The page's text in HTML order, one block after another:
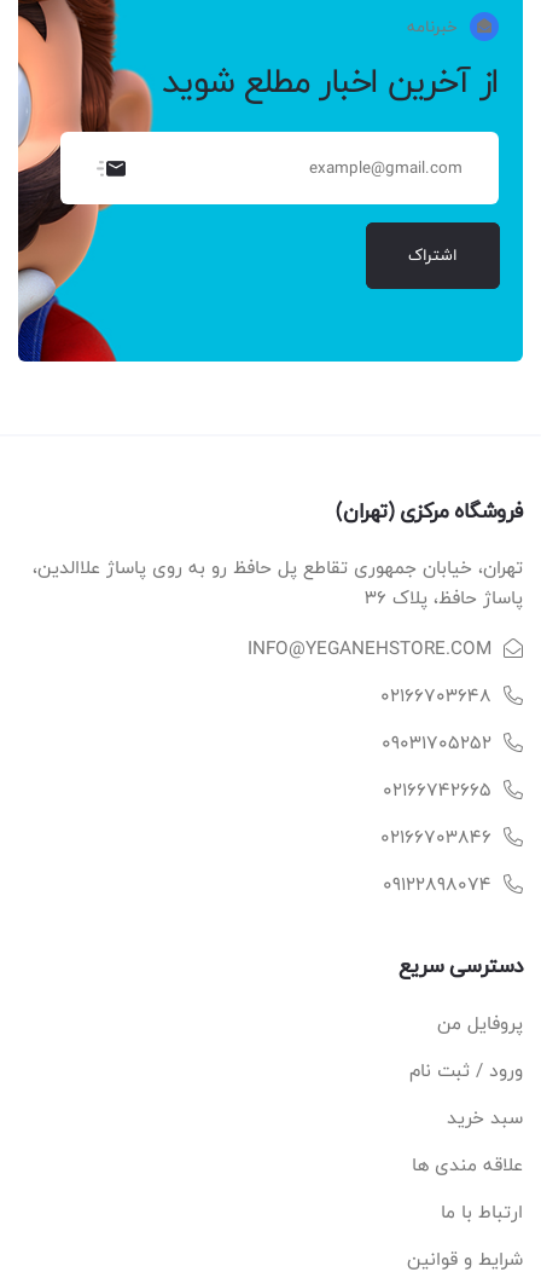
خبرنامه
از آخرین اخبار مطلع شوید
اشتراک
فروشگاه مرکزی (تهران)
تهران، خیابان جمهوری تقاطع پل حافظ رو به روی پاساژ علاالدین،
پاساژ حافظ، پلاک ۳۶
INFO@YEGANEHSTORE.COM
02166703648
09031705252
02166742665
02166703846
09122898074
دسترسی سریع
پروفایل من
ورود / ثبت نام
سبد خرید
علاقه مندی ها
ارتباط با ما
شرایط و قوانین